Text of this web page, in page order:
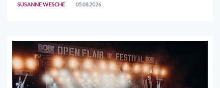
SUSANNE WESCHE 05.08.2026